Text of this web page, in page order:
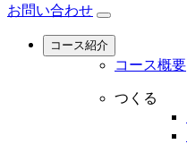
お問い合わせ
コース紹介
コース概要
つくる